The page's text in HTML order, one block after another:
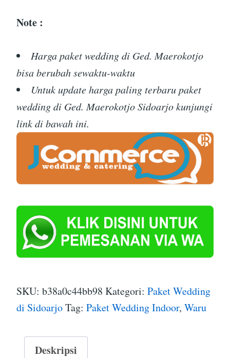
Note :
Harga paket wedding di Ged. Maerokotjo
bisa berubah sewaktu-waktu
Untuk update harga paling terbaru paket
wedding di Ged. Maerokotjo Sidoarjo kunjungi
link di bawah ini.
SKU: b38a0c44bb98 Kategori: Paket Wedding
di SidoarjoTag: Paket Wedding Indoor, Waru
Deskripsi